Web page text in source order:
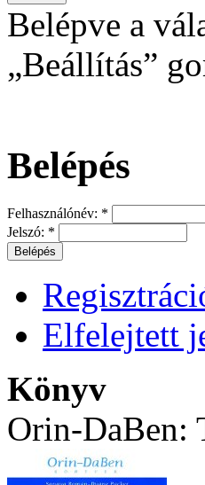
Belépve a
„Beállítás”
Belépés
Felhasználónév: *
Jelszó: *
Elfelejtett
Könyv
Orin-DaBen: